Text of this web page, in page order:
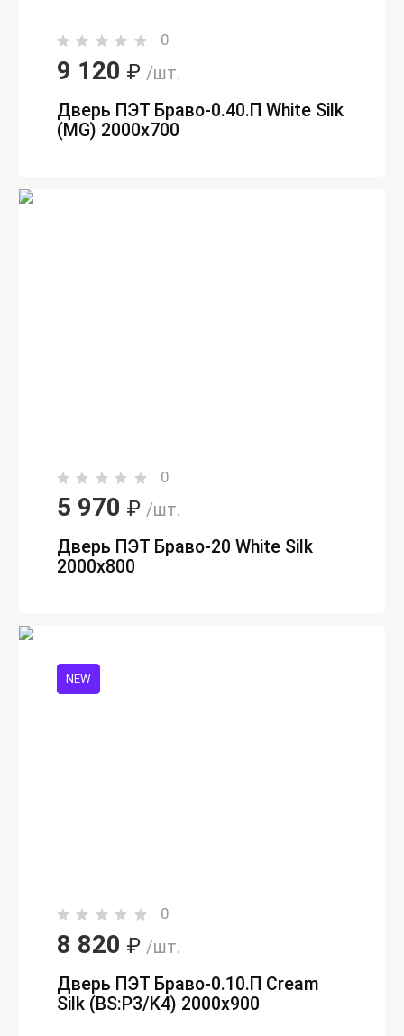
0
9 120 ₽ /шт.
Дверь ПЭТ Браво-0.40.П White Silk
(MG) 2000х700
0
5 970 ₽ /шт.
Дверь ПЭТ Браво-20 White Silk
2000х800
NEW
0
8 820 ₽ /шт.
Дверь ПЭТ Браво-0.10.П Сream
Silk (BS:P3/K4) 2000х900